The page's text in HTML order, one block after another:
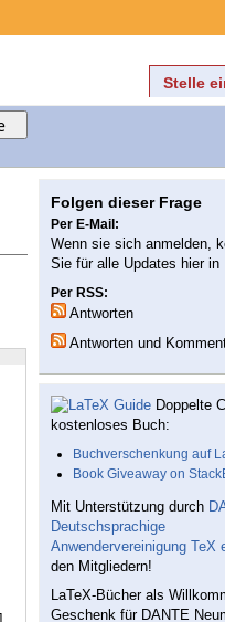
Stelle
Folgen dieser Frage
Per E-Mail:
Wenn sie sich anmelden,
Sie für alle Updates hier in
Per RSS:
Antworten
Antworten und
Doppelte
kostenloses Buch:
Buchverschenkung auf
Book Giveaway on
Mit Unterstützung durch
Deutschsprachige
Anwendervereinigung TeX
den Mitgliedern!
LaTeX-Bücher als
Geschenk für DANTE